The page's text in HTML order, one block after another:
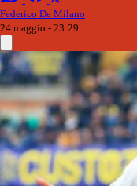
Federico De Milano
24 maggio - 23:29